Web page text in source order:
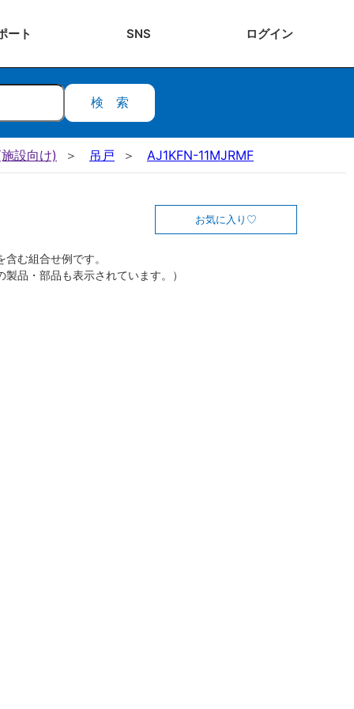
ート SNS ログイン
検索
設向け) 吊戸 AJ1KFN-11MJRMF
お気に入り
む組合せ例です。
製品・部品も表示されています。）